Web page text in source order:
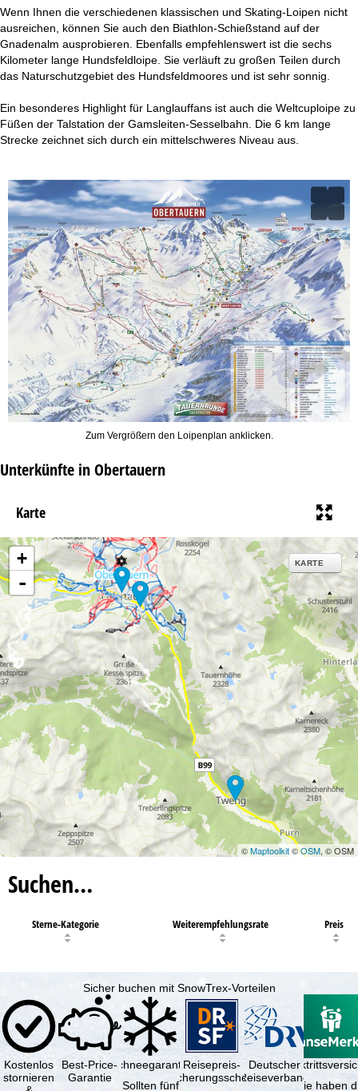
t
e
Wenn Ihnen die verschiedenen klassischen und Skating-Loipen nicht
ausreichen, können Sie auch den Biathlon-Schießstand auf der
Gnadenalm ausprobieren. Ebenfalls empfehlenswert ist die sechs
Kilometer lange Hundsfeldloipe. Sie verläuft zu großen Teilen durch
das Naturschutzgebiet des Hundsfeldmoores und ist sehr sonnig.
Ein besonderes Highlight für Langlauffans ist auch die Weltcuploipe zu
Füßen der Talstation der Gamsleiten-Sesselbahn. Die 6 km lange
Strecke zeichnet sich durch ein mittelschweres Niveau aus.
Zum Vergrößern den Loipenplan anklicken.
Unterkünfte in Obertauern
Karte
+
-
KARTE
©Maptoolkit©OSM, © OSM
Suchen…
Sterne-Kategorie Weiterempfehlungsrate Preis
Sicher buchen mit SnowTrex-Vorteilen
Kostenlos
stornieren
Best-Price-
Garantie
Schneegarantie
Sollten fünf
Reisepreis-
Sicherungsschein
Deutscher
Reiseverband
Sie haben